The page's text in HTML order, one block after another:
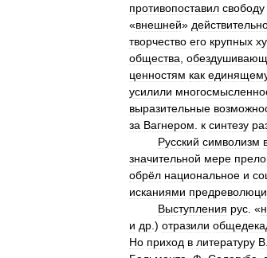
противопоставил свободу
«внешней»
творчество его крупных
общества
ценностям как
усилили
выразительные
за Вагнером к синтезу
Русский символизм
значительной мере
обрёл национальное и
исканиями
Выступления рус . «
и др .) отразили
Но приход в литературу В